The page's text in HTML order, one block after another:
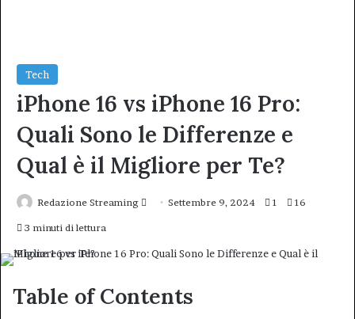
Tech
iPhone 16 vs iPhone 16 Pro:
Quali Sono le Differenze e
Qual è il Migliore per Te?
Redazione Streaming
InviaSettembre 9, 2024 1 16
3 minuti di lettura
Table of Contents